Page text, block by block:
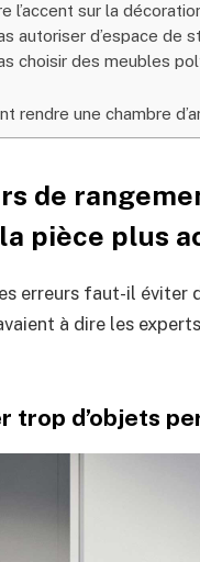
l’accent sur la
autoriser d’espace de
choisir des meubles
rendre une chambre
de
pièce plus
erreurs faut-il éviter
à dire les
trop d’objets